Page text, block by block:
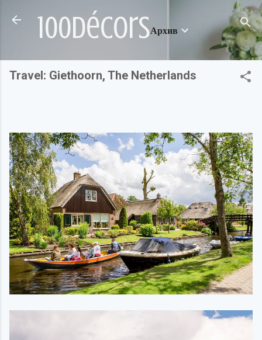
Пропускане към основното съдържание
100décorsАрхив
Travel: Giethoorn, The Netherlands